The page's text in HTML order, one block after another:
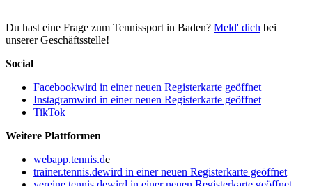
Du hast eine Frage zum Tennissport in Baden? Meld' dich bei
unserer Geschäftsstelle!
Social
Facebookwird in einer neuen Registerkarte geöffnet
Instagramwird in einer neuen Registerkarte geöffnet
TikTok
Weitere Plattformen
webapp.tennis.de
trainer.tennis.dewird in einer neuen Registerkarte geöffnet